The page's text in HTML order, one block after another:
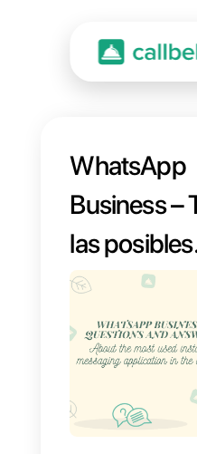
las